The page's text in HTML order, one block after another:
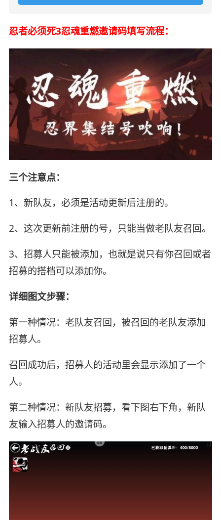
忍者必须死3忍魂重燃邀请码填写流程：
三个注意点：
1、新队友，必须是活动更新后注册的。
2、这次更新前注册的号，只能当做老队友召回。
3、招募人只能被添加，也就是说只有你召回或者
招募的搭档可以添加你。
详细图文步骤：
第一种情况：老队友召回，被召回的老队友添加
招募人。
召回成功后，招募人的活动里会显示添加了一个
人。
第二种情况：新队友招募，看下图右下角，新队
友输入招募人的邀请码。